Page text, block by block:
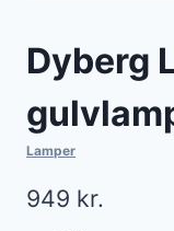
Dyberg
Lamper
949 kr.